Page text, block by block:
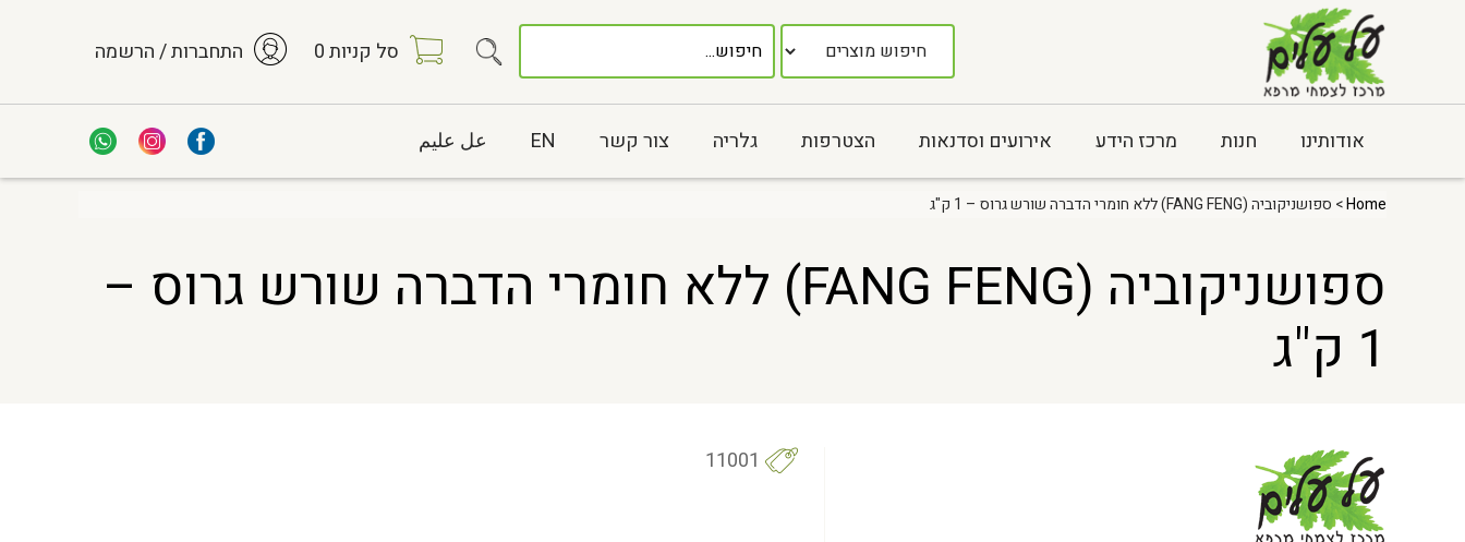
סל קניות0 התחברות / הרשמה
אודותינו חנות מרכז הידע אירועים וסדנאות הצטרפות גלריה צור קשר EN عل عليم
Home> ספושניקוביה (FANG FENG) ללא חומרי הדברה שורש גרוס – 1 ק"ג
ספושניקוביה (FANG FENG) ללא חומרי הדברה שורש גרוס –
1 ק"ג
11001